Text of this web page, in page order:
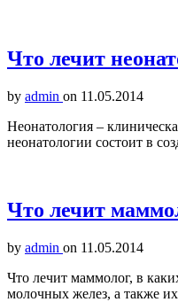
Что лечит
by admin on 11.05.2014
Неонатология –
неонатологии состоит в
Что лечит
by admin on 11.05.2014
Что лечит маммолог, в
молочных желез, а также